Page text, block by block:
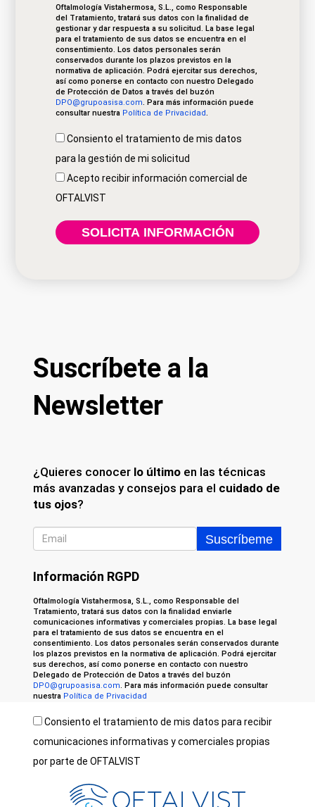
Oftalmología Vistahermosa, S.L., como Responsable
del Tratamiento, tratará sus datos con la finalidad de
gestionar y dar respuesta a su solicitud. La base legal
para el tratamiento de sus datos se encuentra en el
consentimiento. Los datos personales serán
conservados durante los plazos previstos en la
normativa de aplicación. Podrá ejercitar sus derechos,
así como ponerse en contacto con nuestro Delegado
de Protección de Datos a través del buzón
DPO@grupoasisa.com. Para más información puede
consultar nuestra Política de Privacidad.
Consiento el tratamiento de mis datos
para la gestión de mi solicitud
Acepto recibir información comercial de
OFTALVIST
Suscríbete a la
Newsletter
¿Quieres conocer lo último en las técnicas
más avanzadas y consejos para el cuidado de
tus ojos?
Información RGPD
Oftalmología Vistahermosa, S.L., como Responsable del
Tratamiento, tratará sus datos con la finalidad enviarle
comunicaciones informativas y comerciales propias. La base legal
para el tratamiento de sus datos se encuentra en el
consentimiento. Los datos personales serán conservados durante
los plazos previstos en la normativa de aplicación. Podrá ejercitar
sus derechos, así como ponerse en contacto con nuestro
Delegado de Protección de Datos a través del buzón
DPO@grupoasisa.com. Para más información puede consultar
nuestra Política de Privacidad
Consiento el tratamiento de mis datos para recibir
comunicaciones informativas y comerciales propias
por parte de OFTALVIST